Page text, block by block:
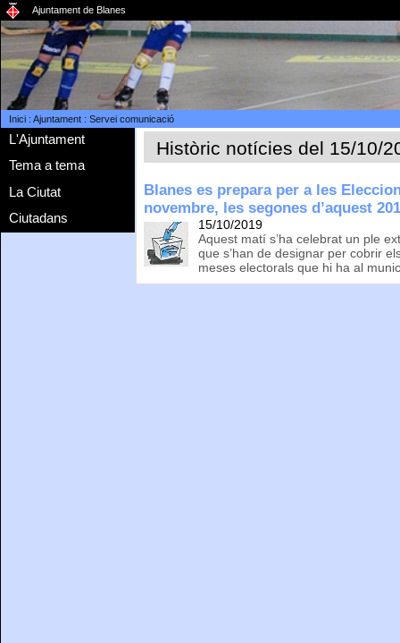
Ajuntament de Blanes
Inici: Ajuntament: Servei comunicació
L'Ajuntament
Tema a tema
La Ciutat
Ciutadans
Històric notícies del 15/10/
Blanes es prepara per a les
novembre, les segones d’aquest
15/10/2019
Aquest matí s’ha celebrat un ple
que s’han de designar per cobrir
meses electorals que hi ha al